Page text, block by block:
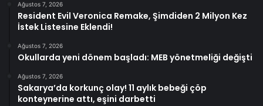
Ağustos 7, 2026
Resident Evil Veronica Remake, Şimdiden 2 Milyon Kez
İstek Listesine Eklendi!
Ağustos 7, 2026
Okullarda yeni dönem başladı: MEB yönetmeliği değişti
Ağustos 7, 2026
Sakarya’da korkunç olay! 11 aylık bebeği çöp
konteynerine attı, eşini darbetti